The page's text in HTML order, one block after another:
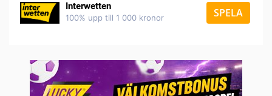
Interwetten
100% upp till 1 000 kronor SPELA